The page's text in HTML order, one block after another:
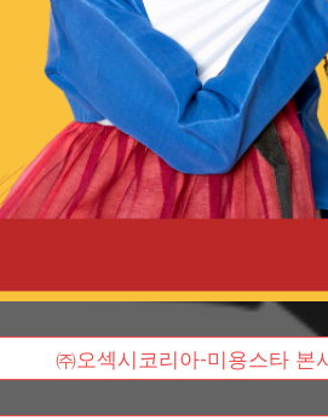
㈜오섹시코리아-미용스타 본